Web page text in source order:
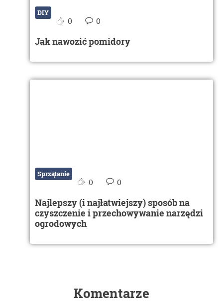
DIY
0 0
Jak nawozić pomidory
Sprzątanie
0 0
Najlepszy (i najłatwiejszy) sposób na
czyszczenie i przechowywanie narzędzi
ogrodowych
Komentarze